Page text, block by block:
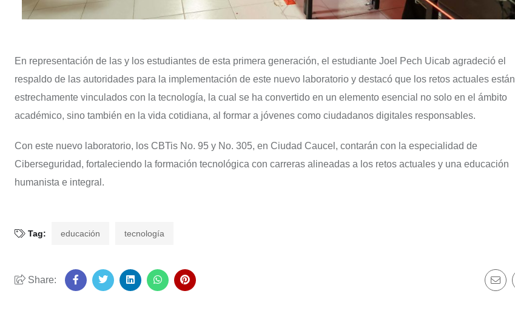
En representación de las y los estudiantes de esta primera generación, el estudiante Joel Pech Uicab agradeció el
respaldo de las autoridades para la implementación de este nuevo laboratorio y destacó que los retos actuales están
estrechamente vinculados con la tecnología, la cual se ha convertido en un elemento esencial no solo en el ámbito
académico, sino también en la vida cotidiana, al formar a jóvenes como ciudadanos digitales responsables.
Con este nuevo laboratorio, los CBTis No. 95 y No. 305, en Ciudad Caucel, contarán con la especialidad de
Ciberseguridad, fortaleciendo la formación tecnológica con carreras alineadas a los retos actuales y una educación
humanista e integral.
Tag: educación tecnología
Share: